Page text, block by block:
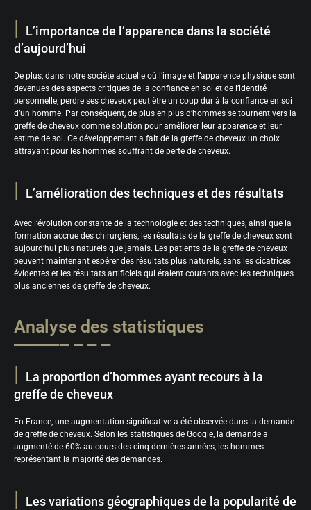
L’importance de l’apparence dans la société
d’aujourd’hui
De plus, dans notre société actuelle où l’image et l’apparence physique sont
devenues des aspects critiques de la confiance en soi et de l’identité
personnelle, perdre ses cheveux peut être un coup dur à la confiance en soi
d’un homme. Par conséquent, de plus en plus d’hommes se tournent vers la
greffe de cheveux comme solution pour améliorer leur apparence et leur
estime de soi. Ce développement a fait de la greffe de cheveux un choix
attrayant pour les hommes souffrant de perte de cheveux.
L’amélioration des techniques et des résultats
Avec l’évolution constante de la technologie et des techniques, ainsi que la
formation accrue des chirurgiens, les résultats de la greffe de cheveux sont
aujourd’hui plus naturels que jamais. Les patients de la greffe de cheveux
peuvent maintenant espérer des résultats plus naturels, sans les cicatrices
évidentes et les résultats artificiels qui étaient courants avec les techniques
plus anciennes de greffe de cheveux.
Analyse des statistiques
La proportion d’hommes ayant recours à la
greffe de cheveux
En France, une augmentation significative a été observée dans la demande
de greffe de cheveux. Selon les statistiques de Google, la demande a
augmenté de 60% au cours des cinq dernières années, les hommes
représentant la majorité des demandes.
Les variations géographiques de la popularité de